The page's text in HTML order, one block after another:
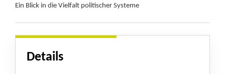
Ein Blick in die Vielfalt politischer Systeme
Details